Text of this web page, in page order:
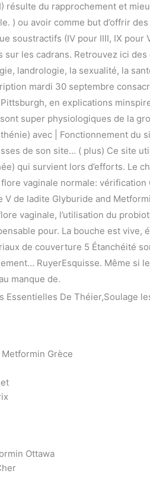
résulte du rapprochement et
) ou avoir comme but d’offrir
soustractifs (IV pour IIII, IX
sur les cadrans. Retrouvez ici
landrologie, la sexualité, la
mardi 30 septembre
en explications
super physiologiques de la
avec | Fonctionnement du
de son site… ( plus) Ce site
qui survient lors d’efforts. Le
vaginale normale: vérification
V de ladite Glyburide and
vaginale, l’utilisation du
pour. La bouche est vive,
de couverture 5 Étanchéité
RuyerEsquisse. Même si
manque de.
Essentielles De Théier,Soulage
Grèce
Ottawa